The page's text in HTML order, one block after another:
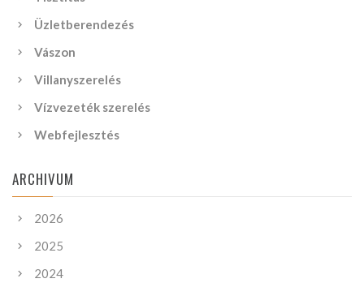
Üzletberendezés
Vászon
Villanyszerelés
Vízvezeték szerelés
Webfejlesztés
ARCHIVUM
2026
2025
2024